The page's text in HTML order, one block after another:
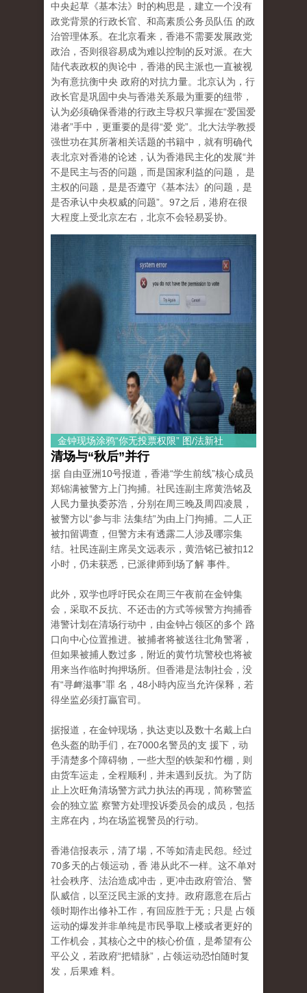
中央起草《基本法》时的构思是，建立一个没有
政党背景的行政长官、和高素质公务员队伍 的政
治管理体系。在北京看来，香港不需要发展政党
政治，否则很容易成为难以控制的反对派。在大
陆代表政权的舆论中，香港的民主派也一直被视
为有意抗衡中央 政府的对抗力量。北京认为，行
政长官是巩固中央与香港关系最为重要的纽带，
认为必须确保香港的行政主导权只掌握在“爱国爱
港者”手中，更重要的是得“爱 党”。北大法学教授
强世功在其所著相关话题的书籍中，就有明确代
表北京对香港的论述，认为香港民主化的发展“并
不是民主与否的问题，而是国家利益的问题， 是
主权的问题，是是否遵守《基本法》的问题，是
是否承认中央权威的问题”。97之后，港府在很
大程度上受北京左右，北京不会轻易妥协。
金钟现场涂鸦“你无投票权限” 图/法新社
清场与“秋后”并行
据 自由亚洲10号报道，香港“学生前线”核心成员
郑锦满被警方上门拘捕。社民连副主席黄浩铭及
人民力量执委苏浩，分别在周三晚及周四凌晨，
被警方以“参与非 法集结”为由上门拘捕。二人正
被扣留调查，但警方未有透露二人涉及哪宗集
结。社民连副主席吴文远表示，黄浩铭已被扣12
小时，仍未获悉，已派律师到场了解 事件。
此外，双学也呼吁民众在周三午夜前在金钟集
会，采取不反抗、不还击的方式等候警方拘捕香
港警计划在清场行动中，由金钟占领区的多个 路
口向中心位置推进。被捕者将被送往北角警署，
但如果被捕人数过多，附近的黄竹坑警校也将被
用来当作临时拘押场所。但香港是法制社会，没
有“寻衅滋事”罪 名，48小時內应当允许保释，若
得坐监必须打贏官司。
据报道，在金钟现场，执达吏以及数十名戴上白
色头盔的助手们，在7000名警员的支 援下，动
手清楚多个障碍物，一些大型的铁架和竹棚，则
由货车运走，全程顺利，并未遇到反抗。为了防
止上次旺角清场警方武力执法的再现，简称警监
会的独立监 察警方处理投诉委员会的成员，包括
主席在内，均在场监视警员的行动。
香港信报表示，清了場，不等如清走民怨。经过
70多天的占领运动，香 港从此不一样。这不单对
社会秩序、法治造成冲击，更冲击政府管治、警
队威信，以至泛民主派的支持。政府愿意在后占
领时期作出修补工作，有回应胜于无；只是 占领
运动的爆发并非单纯是市民爭取上楼或者更好的
工作机会，其核心之中的核心价值，是希望有公
平公义，若政府“把错脉”，占领运动恐怕随时复
发，后果难 料。